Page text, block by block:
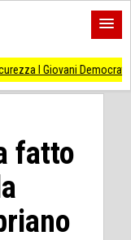
ribattono ai
fatto